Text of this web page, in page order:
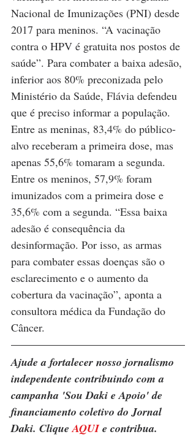
Nacional de Imunizações (PNI) desde
2017 para meninos. “A vacinação
contra o HPV é gratuita nos postos de
saúde”. Para combater a baixa adesão,
inferior aos 80% preconizada pelo
Ministério da Saúde, Flávia defendeu
que é preciso informar a população.
Entre as meninas, 83,4% do público-
alvo receberam a primeira dose, mas
apenas 55,6% tomaram a segunda.
Entre os meninos, 57,9% foram
imunizados com a primeira dose e
35,6% com a segunda. “Essa baixa
adesão é consequência da
desinformação. Por isso, as armas
para combater essas doenças são o
esclarecimento e o aumento da
cobertura da vacinação”, aponta a
consultora médica da Fundação do
Câncer.
Ajude a fortalecer nosso jornalismo
independente contribuindo com a
campanha 'Sou Daki e Apoio' de
financiamento coletivo do Jornal
Daki. Clique AQUI e contribua.